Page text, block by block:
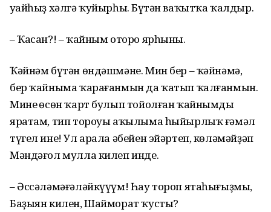
уңайһыҙ хәлгә ҡуйырһың. Бүтән ваҡытҡа ҡалдыр.
– Ҡасан?! – ҡайным оторо ярһыны.
Ҡәйнәм бүтән өндәшмәне. Мин бер – ҡәйнәмә,
бер ҡайныма ҡарағанмын да ҡатып ҡалғанмын.
Минең өсөн ҡарт булып тойолған ҡайнымдың
яратам, тип тороуы аҡылыма һыйырлыҡ ғәмәл
түгел ине! Ул арала әбейен эйәртеп, көләмәйҙәп
Мәндәғол мулла килеп инде.
– Әссәләмәғәләйкүүүм! Һау тороп ятаһығыҙмы,
Баҙыян килен, Шайморат ҡусты?